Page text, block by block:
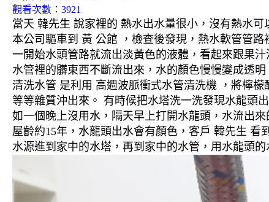
觀看次數：3921
當天 韓先生 說家裡的 熱水出水量很小，沒有熱水
本公司驅車到 黃 公館 ，檢查後發現，熱水軟管管
一開始水頭管路就流出淡黃色的液體，看起來跟果汁
水管裡的髒東西不斷流出來，水的顏色慢慢變成透
清洗水管 是利用 高週波脈衝式水管清洗機 ，將檸
等等雜質沖出來。 有時候把水塔洗一洗發現水龍頭
如一個晚上沒用水，隔天早上打開水龍頭，水流出
屋齡約15年，水龍頭出水會有顏色，客戶 韓先生 看
水源進到家中的水塔，再到家中的水管，用水龍頭